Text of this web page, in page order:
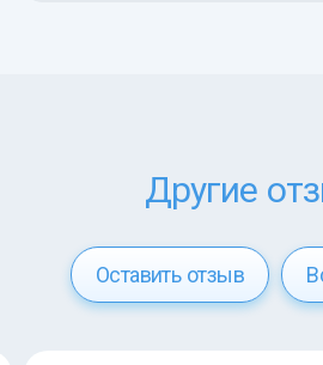
Другие
Оставить отзыв